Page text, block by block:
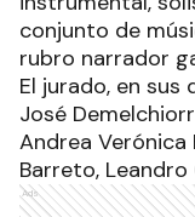
conjunto de
rubro narrador
El jurado, en
José
Andrea Verónica
Barreto,
Ads